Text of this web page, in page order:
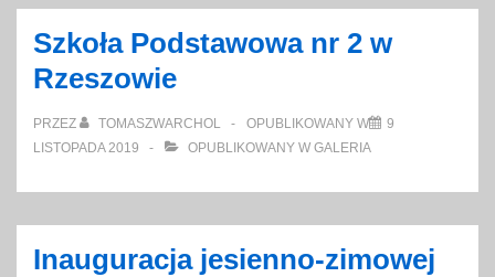
Szkoła Podstawowa nr 2 w
Rzeszowie
PRZEZ TOMASZWARCHOL OPUBLIKOWANY W
9
LISTOPADA 2019
OPUBLIKOWANY W GALERIA
Inauguracja jesienno-zimowej